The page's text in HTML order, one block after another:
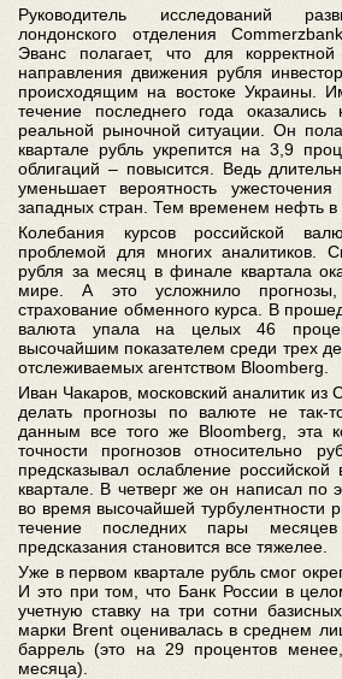
Руководитель исследований
лондонского отделения
Эванс полагает, что для
направления движения рубля
происходящим на востоке Украины.
течение последнего года
реальной рыночной ситуации. Он
квартале рубль укрепится на 3,9
облигаций – повысится. Ведь
уменьшает вероятность
западных стран. Тем временем нефть в
Колебания курсов российской
проблемой для многих аналитиков.
рубля за месяц в финале квартала
мире. А это усложнило
страхование обменного курса. В
валюта упала на целых 46
высочайшим показателем среди трех
отслеживаемых агентством Bloomberg.
Иван Чакаров, московский аналитик из
делать прогнозы по валюте не так-
данным все того же Bloomberg, эта
точности прогнозов относительно
предсказывал ослабление
квартале. В четверг же он написал по
во время высочайшей турбулентности
течение последних пары
предсказания становится все тяжелее.
Уже в первом квартале рубль смог
И это при том, что Банк России в
учетную ставку на три сотни
марки Brent оценивалась в среднем
баррель (это на 29 процентов
месяца).